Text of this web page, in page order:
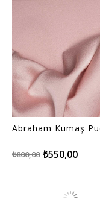
Abraham Kumaş
₺550,00
₺800,00